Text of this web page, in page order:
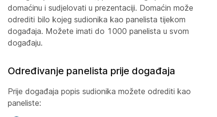
domaćinu i sudjelovati u prezentaciji. Domaćin može
odrediti bilo kojeg sudionika kao panelista tijekom
događaja. Možete imati do 1000 panelista u svom
događaju.
Određivanje panelista prije događaja
Prije događaja popis sudionika možete odrediti kao
paneliste: